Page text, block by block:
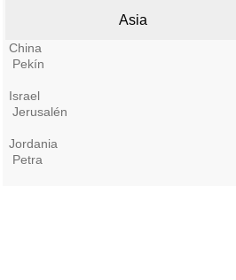
Asia
China
Pekín
Israel
Jerusalén
Jordania
Petra